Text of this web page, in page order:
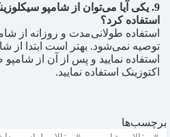
یکی آیا می‌توان از شامپو
استفاده کرد؟
استفاده طولانی‌مدت و روزانه از
توصیه نمی‌شود. بهتر است ابتدا از
استفاده نمایید و پس از آن از
اکتوزینک استفاده نمایید.
برچسب‌ها